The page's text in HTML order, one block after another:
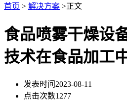
首页 > 解决方案 >正文
食品喷雾干燥设
技术在食品加工
发表时间 2023-08-11
点击次数1277